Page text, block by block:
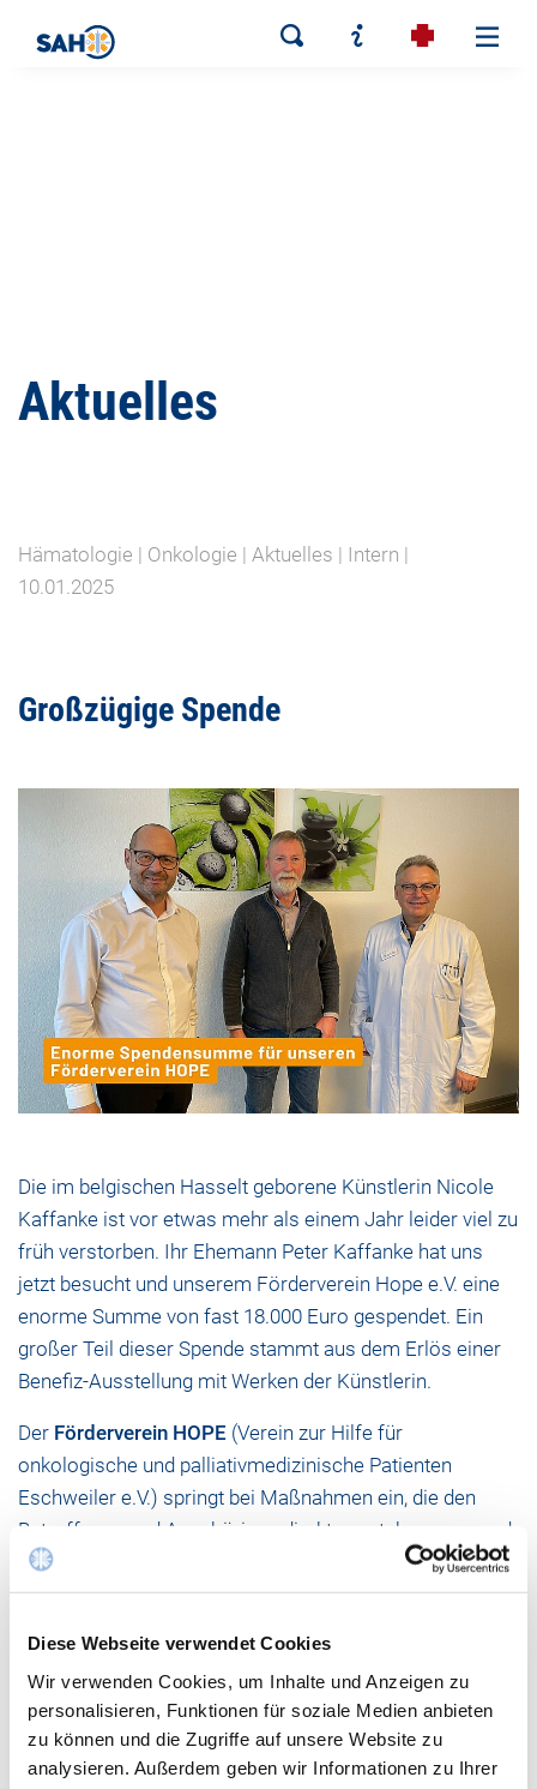
Diese Webseite verwendet Cookies
Wir verwenden Cookies, um Inhalte und Anzeigen zu
personalisieren, Funktionen für soziale Medien anbieten
zu können und die Zugriffe auf unsere Website zu
analysieren. Außerdem geben wir Informationen zu Ihrer
Aktuelles
Hämatologie | Onkologie | Aktuelles | Intern |
10.01.2025
Großzügige Spende
Die im belgischen Hasselt geborene Künstlerin Nicole
Kaffanke ist vor etwas mehr als einem Jahr leider viel zu
früh verstorben. Ihr Ehemann Peter Kaffanke hat uns
jetzt besucht und unserem Förderverein Hope e.V. eine
enorme Summe von fast 18.000 Euro gespendet. Ein
großer Teil dieser Spende stammt aus dem Erlös einer
Benefiz-Ausstellung mit Werken der Künstlerin.
Der Förderverein HOPE (Verein zur Hilfe für
onkologische und palliativmedizinische Patienten
Eschweiler e.V.) springt bei Maßnahmen ein, die den
Betroffenen und Angehörigen direkt zugutekommen und
die aufgrund des hohen Kostendrucks durch die
Krankenkassen nicht bezahlt werden. Dazu gehört
Die Spende nahmen – stellvertretend für den
Förderverein – Chefarzt Priv.-Doz. Dr. med. Peter Staib
und Geschäftsführer Elmar Wagenbach entgegen.